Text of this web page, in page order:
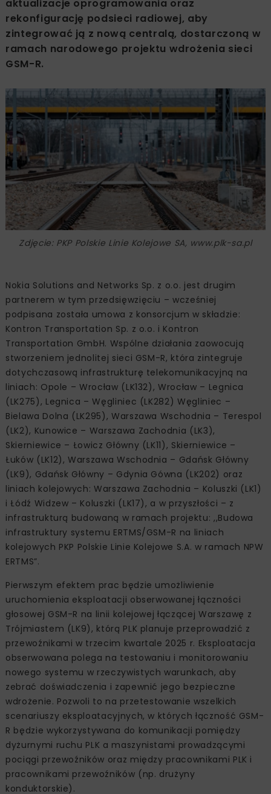
aktualizacje oprogramowania oraz
rekonfigurację podsieci radiowej, aby
zintegrować ją z nową centralą, dostarczoną w
ramach narodowego projektu wdrożenia sieci
GSM-R.
Zdjęcie: PKP Polskie Linie Kolejowe SA, www.plk-sa.pl
Nokia Solutions and Networks Sp. z o.o. jest drugim
partnerem w tym przedsięwzięciu – wcześniej
podpisana została umowa z konsorcjum w składzie:
Kontron Transportation Sp. z o.o. i Kontron
Transportation GmbH. Wspólne działania zaowocują
stworzeniem jednolitej sieci GSM-R, która zintegruje
dotychczasową infrastrukturę telekomunikacyjną na
liniach: Opole – Wrocław (LK132), Wrocław – Legnica
(LK275), Legnica – Węgliniec (LK282) Węgliniec –
Bielawa Dolna (LK295), Warszawa Wschodnia – Terespol
(LK2), Kunowice – Warszawa Zachodnia (LK3),
Skierniewice – Łowicz Główny (LK11), Skierniewice –
Łuków (LK12), Warszawa Wschodnia – Gdańsk Główny
(LK9), Gdańsk Główny – Gdynia Gówna (LK202) oraz
liniach kolejowych: Warszawa Zachodnia – Koluszki (LK1)
i Łódź Widzew – Koluszki (LK17), a w przyszłości – z
infrastrukturą budowaną w ramach projektu: ,,Budowa
infrastruktury systemu ERTMS/GSM-R na liniach
kolejowych PKP Polskie Linie Kolejowe S.A. w ramach NPW
ERTMS”.
Pierwszym efektem prac będzie umożliwienie
uruchomienia eksploatacji obserwowanej łączności
głosowej GSM-R na linii kolejowej łączącej Warszawę z
Trójmiastem (LK9), którą PLK planuje przeprowadzić z
przewoźnikami w trzecim kwartale 2025 r. Eksploatacja
obserwowana polega na testowaniu i monitorowaniu
nowego systemu w rzeczywistych warunkach, aby
zebrać doświadczenia i zapewnić jego bezpieczne
wdrożenie. Pozwoli to na przetestowanie wszelkich
scenariuszy eksploatacyjnych, w których łączność GSM-
R będzie wykorzystywana do komunikacji pomiędzy
dyżurnymi ruchu PLK a maszynistami prowadzącymi
pociągi przewoźników oraz między pracownikami PLK i
pracownikami przewoźników (np. drużyny
konduktorskie).